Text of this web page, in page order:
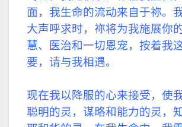
面，我生命的流动来自于祢。
大声呼求时，祢将为我施展你
慧、医治和一切恩宠，按着我
要，请与我相遇。
现在我以降服的心来接受，使
聪明的灵，谋略和能力的灵，